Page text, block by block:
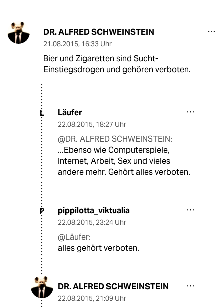
DR. ALFRED SCHWEINSTEIN
21.08.2015, 16:33 Uhr
Bier und Zigaretten sind Sucht-
Einstiegsdrogen und gehören verboten.
L Läufer
22.08.2015, 18:27 Uhr
@DR. ALFRED SCHWEINSTEIN:
...Ebenso wie Computerspiele,
Internet, Arbeit, Sex und vieles
andere mehr. Gehört alles verboten.
P pippilotta_viktualia
22.08.2015, 23:24 Uhr
@Läufer:
alles gehört verboten.
DR. ALFRED SCHWEINSTEIN
22.08.2015, 21:09 Uhr